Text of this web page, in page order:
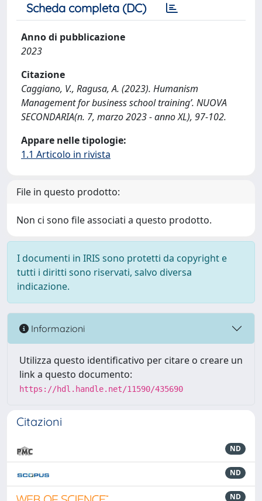
Scheda completa (DC)
Anno di pubblicazione
2023
Citazione
Caggiano, V., Ragusa, A. (2023). Humanism
Management for business school training’. NUOVA
SECONDARIA(n. 7, marzo 2023 - anno XL), 97-102.
Appare nelle tipologie:
1.1 Articolo in rivista
File in questo prodotto:
Non ci sono file associati a questo prodotto.
I documenti in IRIS sono protetti da copyright e
tutti i diritti sono riservati, salvo diversa
indicazione.
Informazioni
Utilizza questo identificativo per citare o creare un
link a questo documento:
https://hdl.handle.net/11590/435690
Citazioni
ND
ND
ND